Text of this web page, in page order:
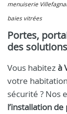
menuiserie
baies vitrées
Portes,
des
Vous habitezà
votre
sécurité ? Nos
l’installation